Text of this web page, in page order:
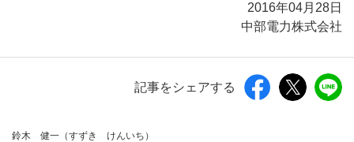
2016年04月28日
中部電力株式会社
記事をシェアする
鈴木 健一（すずき けんいち）